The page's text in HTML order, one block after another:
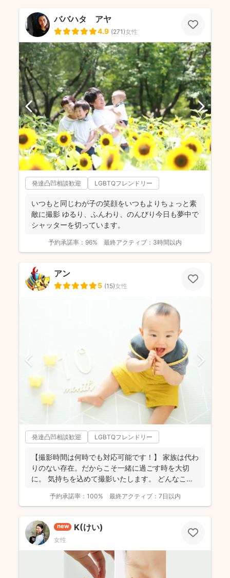
ババハタ アヤ
4.9 (271)女性
発達凸凹相談歓迎 LGBTQフレンドリー
いつもと同じわが子の笑顔をいつもよりちょっと素
敵に撮影 ゆるり、ふんわり、のんびり今日も夢中で
シャッターを切っています。
予約承諾率： 96% 最終アクティブ： 3時間以内
アン
5 (15)女性
発達凸凹相談歓迎 LGBTQフレンドリー
【撮影時間は何時でも対応可能です！】 家族は代わ
りのない存在。だからこそ一緒に過ごす時を大切
に。 気持ちを込めて撮影いたします。 どんなこと
予約承諾率： 100% 最終アクティブ： 7日以内
new K(けい)
女性